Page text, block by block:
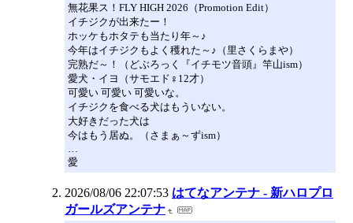
無花果ス！FLY HIGH 2026（Promotion Edit）
イチジクが出来たー！
ホッケもホタテも当たり年～♪
今年はイチジクもよく穫れた～♪（里さくらまや）
完熟だ～！（どぶろっく『イチモツ音頭』竿山ism）
愛犬・イヨ（サモエド♀12才）
可愛い 可愛い 可愛いな。
イチジクを食べる犬はもういない。
大好きだった犬は
今はもう居ぬ。（さまぁ～ずism）
愛
2026/08/06 22:07:53 はてなアンテナ - 新ハロプロ
ガールズアンテナ